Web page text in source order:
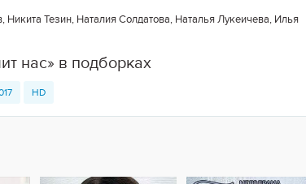
Тезин, Наталия Солдатова, Наталья Лукеичева, Илья
нас» в подборках
HD